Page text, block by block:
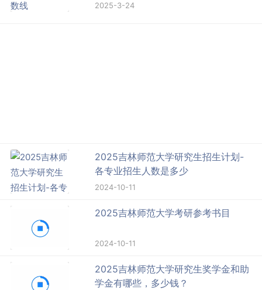
2025-3-24
2025吉林师范大学研究生招生计划-
各专业招生人数是多少
2024-10-11
2025吉林师范大学考研参考书目
2024-10-11
2025吉林师范大学研究生奖学金和助
学金有哪些，多少钱？